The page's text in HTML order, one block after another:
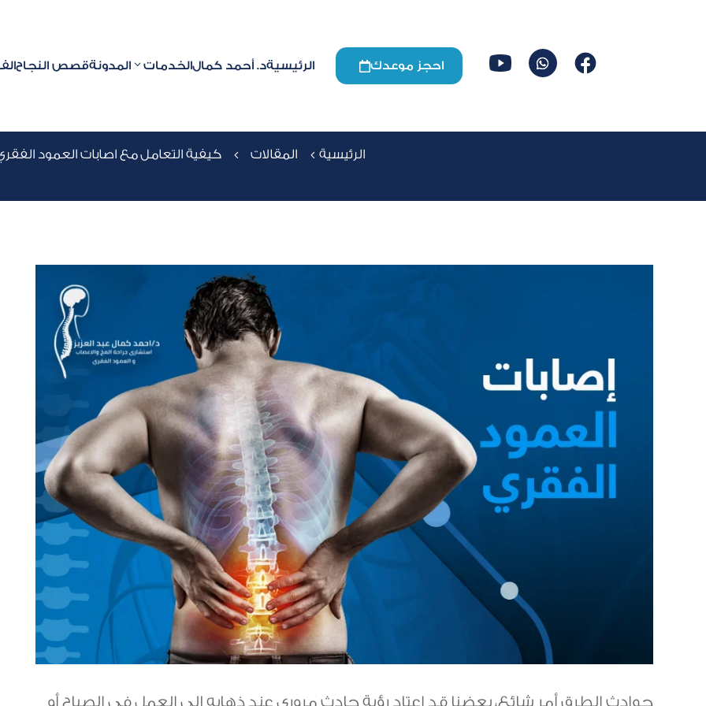
احجز موعدك الرئيسيةد. أحمد كمالالخدمات المدونةقصص النجاح
كيفية التعامل مع اصابات
الرئيسية 4 المقالات 4 كيفية التعامل مع اصابات العمود
حوادث الطرق أمر شائع، بعضنا قد اعتاد رؤية حادث مروري عند ذهابه إلى العمل في الصباح أو